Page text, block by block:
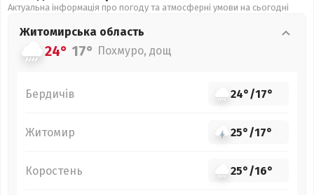
Актуальна інформація про погоду та атмосферні умови на сьогодні
Житомирська область
24° 17° Похмуро, дощ
Бердичів 24°/17°
Житомир 25°/17°
Коростень 25°/16°